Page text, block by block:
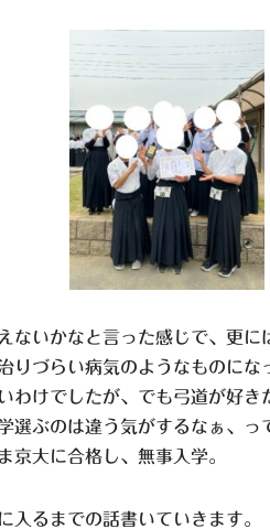
ないかなと言った感じで、更に
りづらい病気のようなものに
わけでしたが、でも弓道が好
選ぶのは違う気がするなぁ、
京大に合格し、無事入学。
入るまでの話書いていきます。